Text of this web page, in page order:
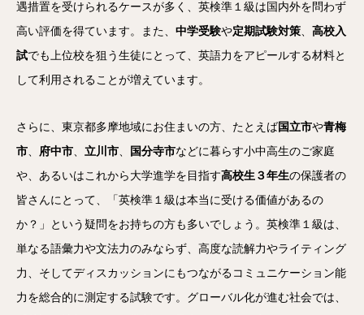
遇措置を受けられるケースが多く、英検準１級は国内外を問わず
高い評価を得ています。また、 中学受験や定期試験対策、 高校入
試でも上位校を狙う生徒にとって、英語力をアピールする材料と
して利用されることが増えています。
さらに、東京都多摩地域にお住まいの方、たとえば国立市や青梅
市、 府中市、 立川市、 国分寺市などに暮らす小中高生のご家庭
や、あるいはこれから大学進学を目指す高校生３年生の保護者の
皆さんにとって、「英検準１級は本当に受ける価値があるの
か？」という疑問をお持ちの方も多いでしょう。英検準１級は、
単なる語彙力や文法力のみならず、高度な読解力やライティング
力、そしてディスカッションにもつながるコミュニケーション能
力を総合的に測定する試験です。グローバル化が進む社会では、